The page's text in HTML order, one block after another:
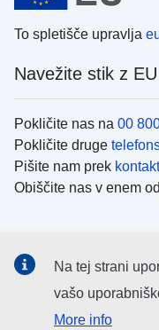
To spletišče upravlja
Navežite stik z EU
Pokličite nas na 00
Pokličite druge
Pišite nam prek
Obiščite nas v enem od
Iskanje podružbenih
Na tej strani
vašo
More info